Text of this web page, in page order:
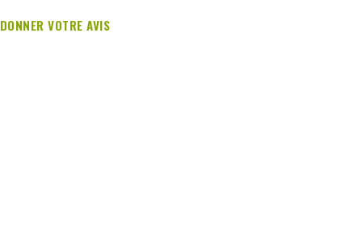
VOTRE AVIS